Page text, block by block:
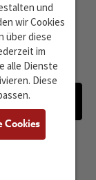
und
wir Cookies
über diese
im
alle Dienste
Diese
Cookies